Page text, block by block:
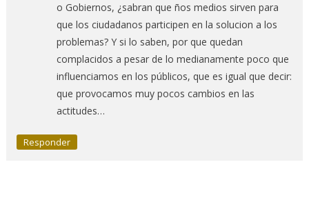
o Gobiernos, ¿sabran que ños medios sirven para
que los ciudadanos participen en la solucion a los
problemas? Y si lo saben, por que quedan
complacidos a pesar de lo medianamente poco que
influenciamos en los públicos, que es igual que decir:
que provocamos muy pocos cambios en las
actitudes…
Responder